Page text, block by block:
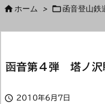
 ホーム > 函音登山鉄
函音第４弾 塔ノ沢
 2010年6月7日